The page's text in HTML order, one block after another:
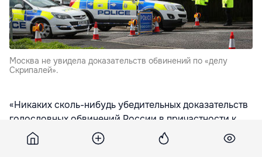
Москва не увидела доказательств обвинений по «делу
Скрипалей».
«Никаких сколь-нибудь убедительных доказательств
голословных обвинений России в причастности к
этому с британской стороны так и не было
представлено. Вы знаете, что российская сторона с